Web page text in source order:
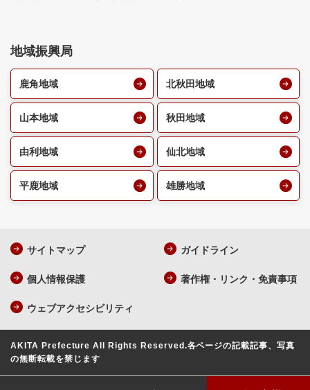
地域振興局
鹿角地域 北秋田地域
山本地域 秋田地域
由利地域 仙北地域
平鹿地域 雄勝地域
サイトマップ ガイドライン
個人情報保護 著作権・リンク・免責事項
ウェブアクセシビリティ
AKITA Prefecture All Rights Reserved.各ページの記載記事、写真
の無断転載を禁じます